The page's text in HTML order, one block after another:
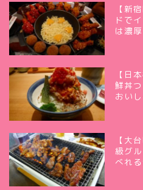
【新
ドで
は濃
【日
鮮丼
おい
【大
級グ
べれ